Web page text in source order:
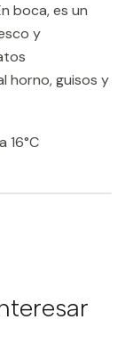
boca, es un
y
horno, guisos y
16°C